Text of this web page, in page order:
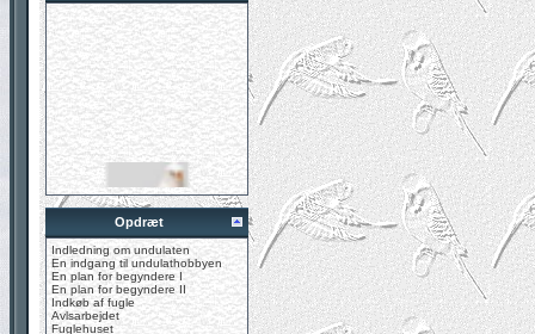
Opdræt
Indledning om undulaten
En indgang til undulathobbyen
En plan for begyndere I
En plan for begyndere II
Indkøb af fugle
Avlsarbejdet
Fuglehuset